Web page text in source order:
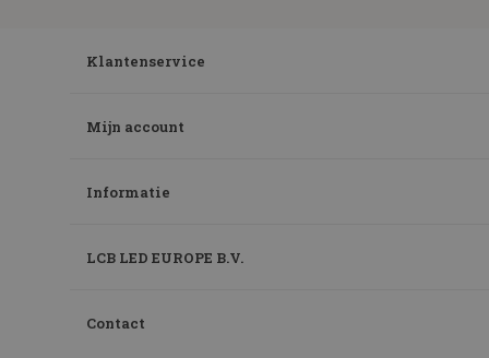
Klantenservice
Mijn account
Informatie
LCB LED EUROPE B.V.
Contact